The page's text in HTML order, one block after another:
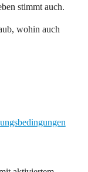
stimmt auch.
wohin auch